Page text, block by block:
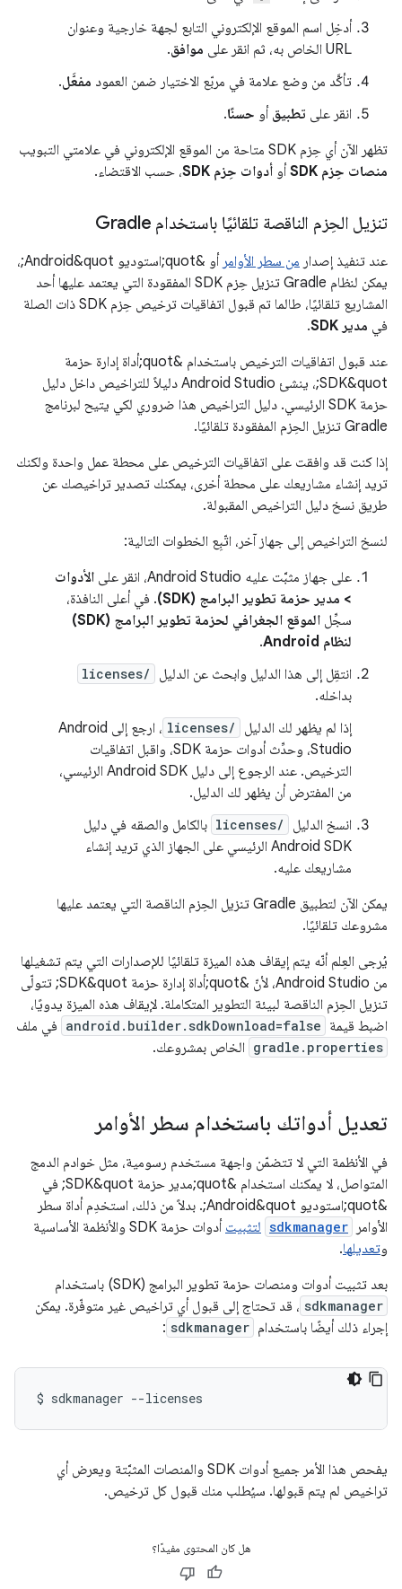
أدخِل اسم الموقع الإلكتروني التابع لجهة خارجية وعنوان
URL الخاص به، ثم انقر على
موافق.
تأكَّد من وضع علامة في مربّع الاختيار ضمن العمود مفعَّل.
انقر على تطبيق أو حسنًا.
تظهر الآن أي حِزم SDK متاحة من الموقع الإلكتروني في علامتي التبويب
منصات حِزم SDK
أو أدوات حِزم SDK ، حسب الاقتضاء.
تنزيل الحِزم الناقصة تلقائيًا باستخدام Gradle
عند تنفيذ إصدار من سطر الأوامر
أو &quot;استوديو Android&quot;،
يمكن لنظام Gradle تنزيل حِزم SDK المفقودة التي يعتمد عليها أحد
المشاريع تلقائيًا، طالما تم قبول اتفاقيات ترخيص حِزم SDK ذات الصلة
في مدير SDK
.
عند قبول اتفاقيات الترخيص باستخدام &quot;أداة إدارة حزمة
SDK&quot;، ينشئ Android Studio دليلاً للتراخيص داخل دليل
حزمة SDK الرئيسي. دليل التراخيص هذا ضروري لكي يتيح لبرنامج
Gradle تنزيل الحِزم المفقودة تلقائيًا.
إذا كنت قد وافقت على اتفاقيات الترخيص على محطة عمل واحدة ولكنك
تريد إنشاء مشاريعك على محطة أخرى، يمكنك تصدير تراخيصك عن
طريق نسخ دليل التراخيص المقبولة.
لنسخ التراخيص إلى جهاز آخر، اتّبِع الخطوات التالية:
على جهاز مثبَّت عليه Android Studio، انقر على
الأدوات
> مدير حزمة تطوير البرامج (SDK)
. في أعلى النافذة،
سجِّل
الموقع الجغرافي لحزمة تطوير البرامج (SDK)
لنظام Android
.
انتقِل إلى هذا الدليل وابحث عن الدليل
licenses/
بداخله.
إذا لم يظهر لك الدليل
licenses/
، ارجع إلى Android
Studio، وحدِّث أدوات حزمة SDK، واقبل اتفاقيات
الترخيص. عند الرجوع إلى دليل Android SDK الرئيسي،
من المفترض أن يظهر لك الدليل.
انسخ الدليل
licenses/ بالكامل والصقه في دليل
Android SDK الرئيسي على الجهاز الذي تريد إنشاء
مشاريعك عليه.
يمكن الآن لتطبيق Gradle تنزيل الحِزم الناقصة التي يعتمد عليها
مشروعك تلقائيًا.
يُرجى العِلم أنّه يتم إيقاف هذه الميزة تلقائيًا للإصدارات التي يتم تشغيلها
من Android Studio، لأنّ &quot;أداة إدارة حزمة SDK&quot; تتولّى
تنزيل الحِزم الناقصة لبيئة التطوير المتكاملة. لإيقاف هذه الميزة يدويًا،
اضبط قيمة android.builder.sdkDownload=false في ملف
gradle.properties الخاص بمشروعك.
تعديل أدواتك باستخدام سطر الأوامر
في الأنظمة التي لا تتضمّن واجهة مستخدم رسومية، مثل خوادم الدمج
المتواصل، لا يمكنك استخدام &quot;مدير حزمة SDK&quot; في
&quot;استوديو Android&quot;. بدلاً من ذلك، استخدِم أداة سطر
الأوامر
sdkmanager لتثبيت
أدوات حزمة SDK والأنظمة الأساسية
وتعديلها.
بعد تثبيت أدوات ومنصات حزمة تطوير البرامج (SDK) باستخدام
sdkmanager ، قد تحتاج إلى قبول أي تراخيص غير متوفّرة. يمكن
إجراء ذلك أيضًا باستخدام sdkmanager
:
$ sdkmanager --licenses
يفحص هذا الأمر جميع أدوات SDK والمنصات المثبَّتة ويعرض أي
تراخيص لم يتم قبولها. سيُطلب منك قبول كل ترخيص.
هل كان المحتوى مفيدًا؟